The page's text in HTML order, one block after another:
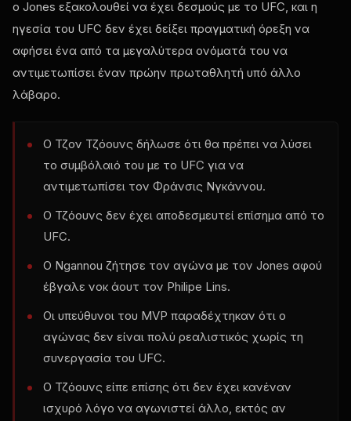
ο Jones εξακολουθεί να έχει δεσμούς με το UFC, και η
ηγεσία του UFC δεν έχει δείξει πραγματική όρεξη να
αφήσει ένα από τα μεγαλύτερα ονόματά του να
αντιμετωπίσει έναν πρώην πρωταθλητή υπό άλλο
λάβαρο.
Ο Τζον Τζόουνς δήλωσε ότι θα πρέπει να λύσει
το συμβόλαιό του με το UFC για να
αντιμετωπίσει τον Φράνσις Νγκάννου.
Ο Τζόουνς δεν έχει αποδεσμευτεί επίσημα από το
UFC.
Ο Ngannou ζήτησε τον αγώνα με τον Jones αφού
έβγαλε νοκ άουτ τον Philipe Lins.
Οι υπεύθυνοι του MVP παραδέχτηκαν ότι ο
αγώνας δεν είναι πολύ ρεαλιστικός χωρίς τη
συνεργασία του UFC.
Ο Τζόουνς είπε επίσης ότι δεν έχει κανέναν
ισχυρό λόγο να αγωνιστεί άλλο, εκτός αν